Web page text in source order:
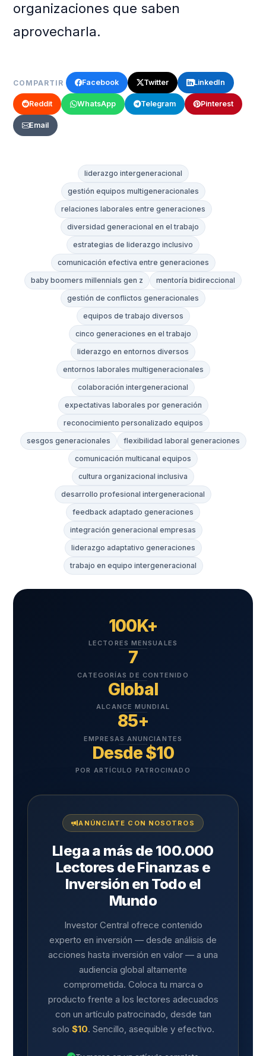
organizaciones que saben
aprovecharla.
COMPARTIR Facebook Twitter LinkedIn
Reddit WhatsApp Telegram Pinterest
Email
liderazgo intergeneracional
gestión equipos multigeneracionales
relaciones laborales entre generaciones
diversidad generacional en el trabajo
estrategias de liderazgo inclusivo
comunicación efectiva entre generaciones
baby boomers millennials gen z
mentoría bidireccional
gestión de conflictos generacionales
equipos de trabajo diversos
cinco generaciones en el trabajo
liderazgo en entornos diversos
entornos laborales multigeneracionales
colaboración intergeneracional
expectativas laborales por generación
reconocimiento personalizado equipos
sesgos generacionales
flexibilidad laboral generaciones
comunicación multicanal equipos
cultura organizacional inclusiva
desarrollo profesional intergeneracional
feedback adaptado generaciones
integración generacional empresas
liderazgo adaptativo generaciones
trabajo en equipo intergeneracional
100K+
LECTORES MENSUALES
7
CATEGORÍAS DE CONTENIDO
Global
ALCANCE MUNDIAL
85+
EMPRESAS ANUNCIANTES
Desde $10
POR ARTÍCULO PATROCINADO
ANÚNCIATE CON NOSOTROS
Llega a más de 100.000
Lectores de Finanzas e
Inversión en Todo el
Mundo
Investor Central ofrece contenido
experto en inversión — desde análisis de
acciones hasta inversión en valor — a una
audiencia global altamente
comprometida. Coloca tu marca o
producto frente a los lectores adecuados
con un artículo patrocinado, desde tan
solo $10. Sencillo, asequible y efectivo.